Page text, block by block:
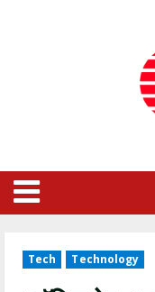
Tech Technology